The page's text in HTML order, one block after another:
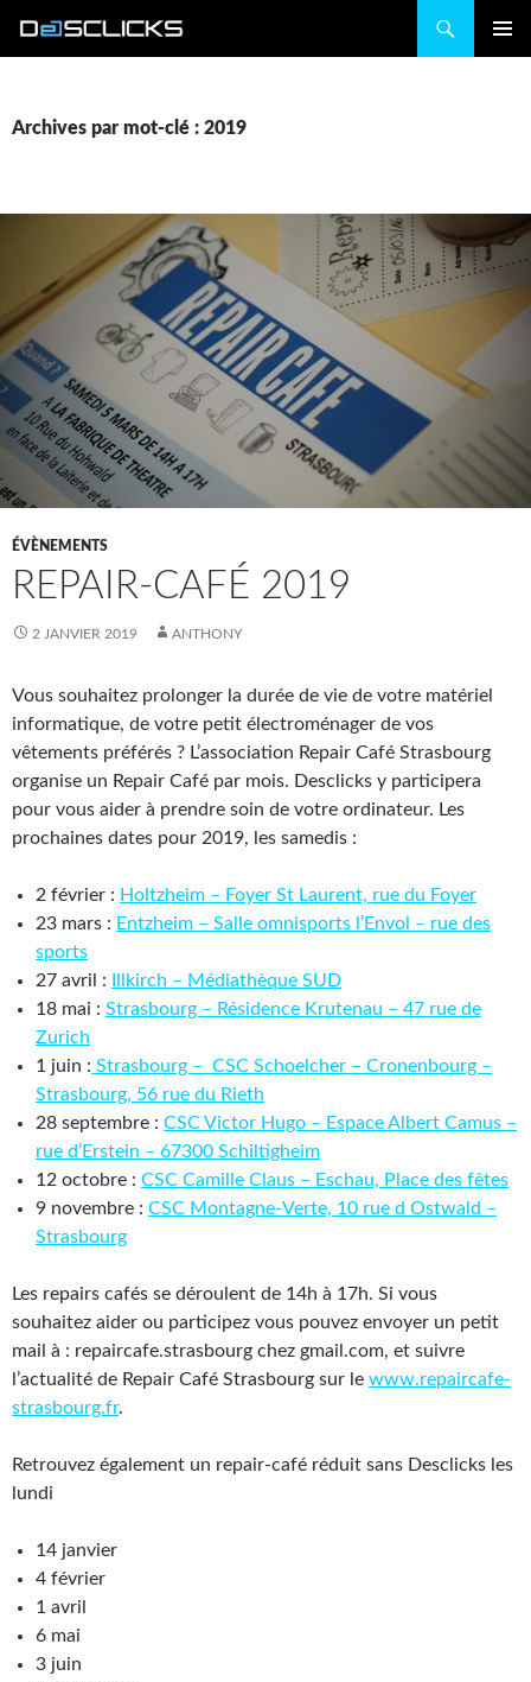
Archives par mot-clé : 2019
ÉVÈNEMENTS
REPAIR-CAFÉ 2019
2 JANVIER 2019 ANTHONY
Vous souhaitez prolonger la durée de vie de votre matériel
informatique, de votre petit électroménager de vos
vêtements préférés ? L’association Repair Café Strasbourg
organise un Repair Café par mois. Desclicks y participera
pour vous aider à prendre soin de votre ordinateur. Les
prochaines dates pour 2019, les samedis :
2 février : Holtzheim – Foyer St Laurent, rue du Foyer
23 mars : Entzheim – Salle omnisports l’Envol – rue des
sports
27 avril :
Illkirch – Médiathèque SUD
18 mai : Strasbourg – Résidence Krutenau – 47 rue de
Zurich
1 juin : Strasbourg – CSC Schoelcher – Cronenbourg –
Strasbourg, 56 rue du Rieth
28 septembre : CSC Victor Hugo – Espace Albert Camus –
rue d’Erstein – 67300 Schiltigheim
12 octobre : CSC Camille Claus – Eschau, Place des fêtes
9 novembre : CSC Montagne-Verte, 10 rue d Ostwald –
Strasbourg
Les repairs cafés se déroulent de 14h à 17h. Si vous
souhaitez aider ou participez vous pouvez envoyer un petit
mail à : repaircafe.strasbourg chez gmail.com, et suivre
l’actualité de Repair Café Strasbourg sur le www.repaircafe-
strasbourg.fr.
Retrouvez également un repair-café réduit sans Desclicks les
lundi
14 janvier
4 février
1 avril
6 mai
3 juin